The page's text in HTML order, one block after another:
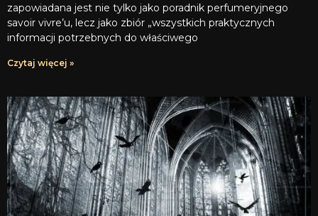
zapowiadana jest nie tylko jako poradnik perfumeryjnego
savoir vivre’u, lecz jako zbiór „wszystkich praktycznych
informacji potrzebnych do właściwego
Czytaj więcej »